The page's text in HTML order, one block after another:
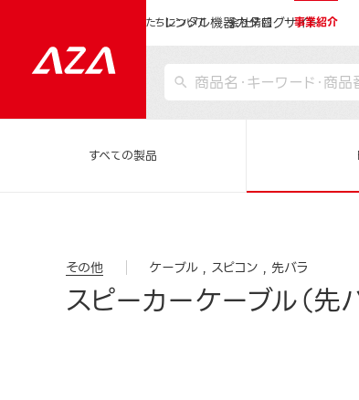
レンタル機器カタログサイト
私たちについて 会社情報 事業紹介
すべての製品
その他 ケーブル スピコン 先バラ
スピーカーケーブル（先